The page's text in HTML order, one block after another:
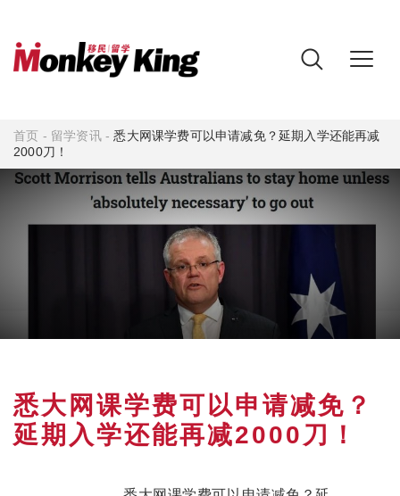
首页 - 留学资讯-悉大网课学费可以申请减免？延期入学还能再减
2000刀！
悉大网课学费可以申请减免？
延期入学还能再减2000刀！